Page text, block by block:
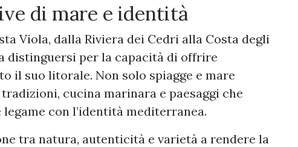
di mare e identità
Viola, dalla Riviera dei Cedri alla Costa degli
distinguersi per la capacità di offrire
il suo litorale. Non solo spiagge e mare
cucina marinara e paesaggi che
con l’identità mediterranea.
tra natura, autenticità e varietà a rendere la